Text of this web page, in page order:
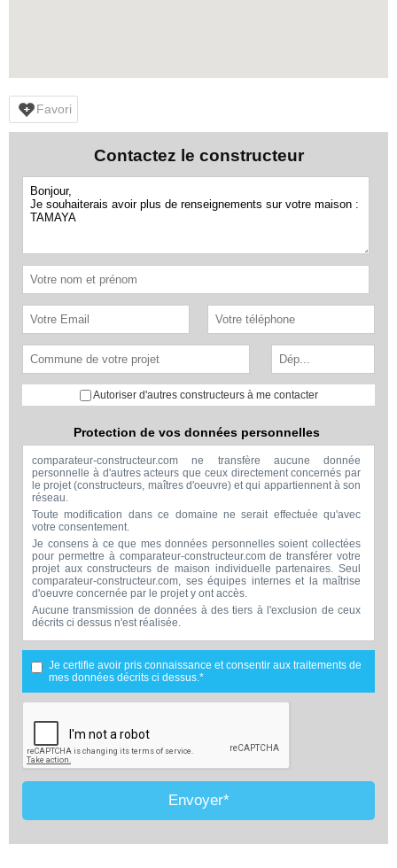
Favori
Contactez le constructeur
Autoriser d'autres constructeurs à me contacter
Protection de vos données personnelles
comparateur-constructeur.com ne transfère aucune donnée
personnelle à d'autres acteurs que ceux directement concernés par
le projet (constructeurs, maîtres d'oeuvre) et qui appartiennent à son
réseau.
Toute modification dans ce domaine ne serait effectuée qu'avec
votre consentement.
Je consens à ce que mes données personnelles soient collectées
pour permettre à comparateur-constructeur.com de transférer votre
projet aux constructeurs de maison individuelle partenaires. Seul
comparateur-constructeur.com, ses équipes internes et la maîtrise
d'oeuvre concernée par le projet y ont accès.
Aucune transmission de données à des tiers à l'exclusion de ceux
décrits ci dessus n'est réalisée.
Mes données téléphoniques seront uniquement utilisées par
comparateur-constructeur.com et la maîtrise d'ouvrage concernée
par votre projet dans le cadre de la qualification et du suivi de mon
projet.
Les données sont conservées pendant une durée de 18 mois
courant à partir des derniers contacts effectifs entre comparateur-
membre de la maîtrise d'oeuvre en rapport avec ce projet et qui
serait en relation avec comparateur-constructeur sur ce projet.
Conformément à la loi « informatique et libertés », vous pouvez
exercer votre droit d'accès aux données vous concernant et les faire
rectifier en contactant : Vitaweb, 7 bis rue de l'Héronière, 17220
SALLES-SUR-MER - FRANCE. Tél. 07.86.24.07.28 -
contact@comparateur-constructeur.com
Je certifie avoir pris connaissance et consentir aux traitements de
mes données décrits ci dessus.*
Envoyer*